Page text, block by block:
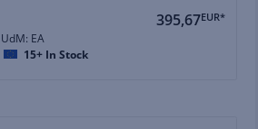
395,67EUR*
UdM: EA
15+ In Stock